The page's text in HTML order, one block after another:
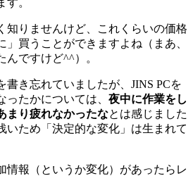
知りませんけど、これくらいの価格
」買うことができますよね（まあ、
んですけど^^）。
書き忘れていましたが、JINS PCを
たかについては、 夜中に作業をし
まり疲れなかったなとは感じました
いため「決定的な変化」は生まれて
情報（というか変化）があったらレ